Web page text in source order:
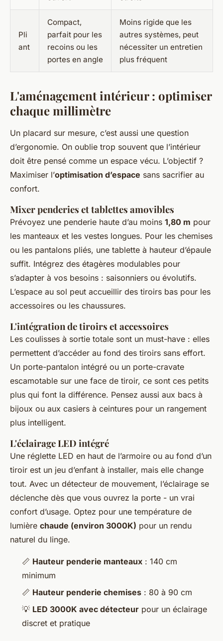
Pli
ant
Compact,
parfait pour les
recoins ou les
portes en angle
Moins rigide que les
autres systèmes, peut
nécessiter un entretien
plus fréquent
L'aménagement intérieur : optimiser
chaque millimètre
Un placard sur mesure, c’est aussi une question
d’ergonomie. On oublie trop souvent que l’intérieur
doit être pensé comme un espace vécu. L’objectif ?
Maximiser l’optimisation d’espace sans sacrifier au
confort.
Mixer penderies et tablettes amovibles
Prévoyez une penderie haute d’au moins 1,80 m pour
les manteaux et les vestes longues. Pour les chemises
ou les pantalons pliés, une tablette à hauteur d’épaule
suffit. Intégrez des étagères modulables pour
s’adapter à vos besoins : saisonniers ou évolutifs.
L’espace au sol peut accueillir des tiroirs bas pour les
accessoires ou les chaussures.
L'intégration de tiroirs et accessoires
Les coulisses à sortie totale sont un must-have : elles
permettent d’accéder au fond des tiroirs sans effort.
Un porte-pantalon intégré ou un porte-cravate
escamotable sur une face de tiroir, ce sont ces petits
plus qui font la différence. Pensez aussi aux bacs à
bijoux ou aux casiers à ceintures pour un rangement
plus intelligent.
L'éclairage LED intégré
Une réglette LED en haut de l’armoire ou au fond d’un
tiroir est un jeu d’enfant à installer, mais elle change
tout. Avec un détecteur de mouvement, l’éclairage se
déclenche dès que vous ouvrez la porte - un vrai
confort d’usage. Optez pour une température de
lumière chaude (environ 3000K) pour un rendu
naturel du linge.
📏 Hauteur penderie manteaux : 140 cm
minimum
📏 Hauteur penderie chemises : 80 à 90 cm
💡 LED 3000K avec détecteur pour un éclairage
discret et pratique